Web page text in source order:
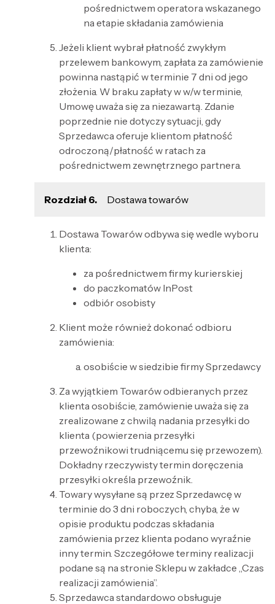
pośrednictwem operatora wskazanego
na etapie składania zamówienia
Jeżeli klient wybrał płatność zwykłym
przelewem bankowym, zapłata za zamówienie
powinna nastąpić w terminie 7 dni od jego
złożenia. W braku zapłaty w w/w terminie,
Umowę uważa się za niezawartą. Zdanie
poprzednie nie dotyczy sytuacji, gdy
Sprzedawca oferuje klientom płatność
odroczoną/płatność w ratach za
pośrednictwem zewnętrznego partnera.
Rozdział 6. Dostawa towarów
Dostawa Towarów odbywa się wedle wyboru
klienta:
za pośrednictwem firmy kurierskiej
do paczkomatów InPost
odbiór osobisty
Klient może również dokonać odbioru
zamówienia:
osobiście w siedzibie firmy Sprzedawcy
Za wyjątkiem Towarów odbieranych przez
klienta osobiście, zamówienie uważa się za
zrealizowane z chwilą nadania przesyłki do
klienta (powierzenia przesyłki
przewoźnikowi trudniącemu się przewozem).
Dokładny rzeczywisty termin doręczenia
przesyłki określa przewoźnik.
Towary wysyłane są przez Sprzedawcę w
terminie do 3 dni roboczych, chyba, że w
opisie produktu podczas składania
zamówienia przez klienta podano wyraźnie
inny termin. Szczegółowe terminy realizacji
podane są na stronie Sklepu w zakładce „Czas
realizacji zamówienia”.
Sprzedawca standardowo obsługuje